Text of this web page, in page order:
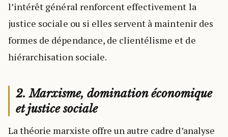
l’intérêt général renforcent effectivement la
justice sociale ou si elles servent à maintenir des
formes de dépendance, de clientélisme et de
hiérarchisation sociale.
2. Marxisme, domination économique
et justice sociale
La théorie marxiste offre un autre cadre d’analyse